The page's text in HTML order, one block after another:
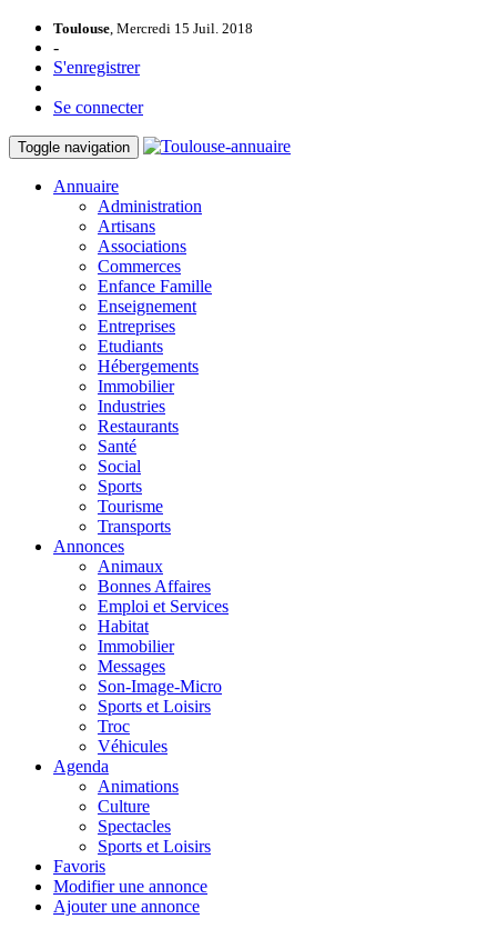
Toulouse, Mercredi 15 Juil. 2018
-
S'enregistrer
Se connecter
Toggle navigation
Annuaire
Administration
Artisans
Associations
Commerces
Enfance Famille
Enseignement
Entreprises
Etudiants
Hébergements
Immobilier
Industries
Restaurants
Santé
Social
Sports
Tourisme
Transports
Annonces
Animaux
Bonnes Affaires
Emploi et Services
Habitat
Immobilier
Messages
Son-Image-Micro
Sports et Loisirs
Troc
Véhicules
Agenda
Animations
Culture
Spectacles
Sports et Loisirs
Favoris
Modifier une annonce
Ajouter une annonce